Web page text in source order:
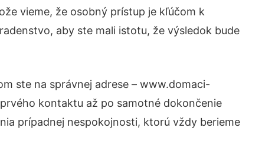
vieme, že osobný prístup je kľúčom k
aby ste mali istotu, že výsledok bude
ste na správnej adrese – www.domaci-
kontaktu až po samotné dokončenie
prípadnej nespokojnosti, ktorú vždy berieme